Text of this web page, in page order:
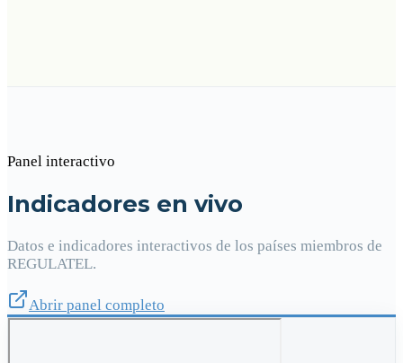
Panel interactivo
Indicadores en vivo
Datos e indicadores interactivos de los países miembros de
REGULATEL.
Abrir panel completo